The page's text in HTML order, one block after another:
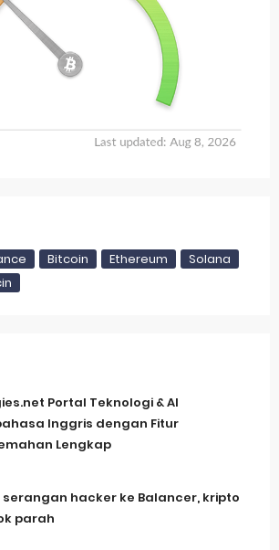
Bitcoin Ethereum
Solana
Portal Teknologi & AI
Inggris dengan Fitur
Lengkap
serangan hacker ke Balancer, kripto
parah